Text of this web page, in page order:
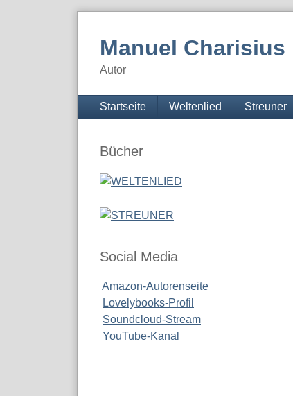
Manuel Charisius
Autor
Navigation
Startseite Weltenlied Streuner
Seitenleiste
Bücher
Social Media
Amazon-Autorenseite
Lovelybooks-Profil
Soundcloud-Stream
YouTube-Kanal